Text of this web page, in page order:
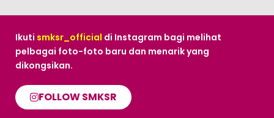
Ikuti smksr_official di Instagram bagi melihat
pelbagai foto-foto baru dan menarik yang
dikongsikan.
FOLLOW SMKSR